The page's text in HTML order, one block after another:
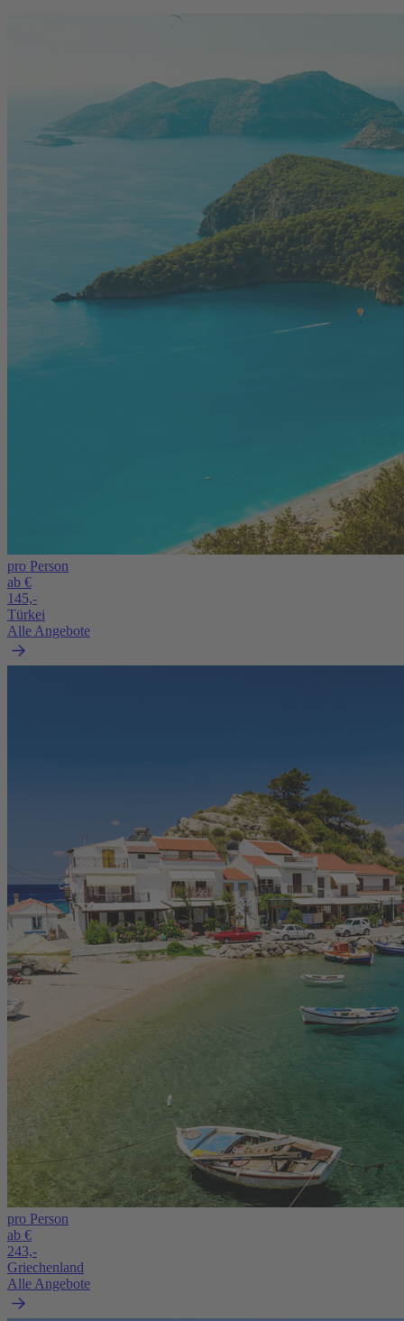
pro Person
ab €
145,-
Türkei
Alle Angebote
pro Person
ab €
243,-
Griechenland
Alle Angebote